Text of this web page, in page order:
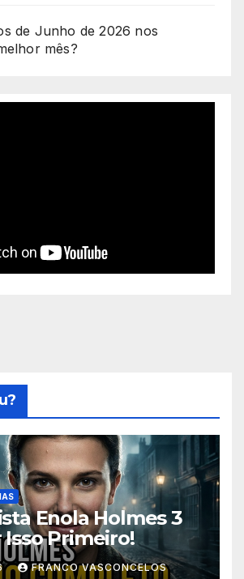
de Junho de 2026 nos
mês?
Enola Holmes 3
Isso Primeiro!
FRANCO VASCONCELOS